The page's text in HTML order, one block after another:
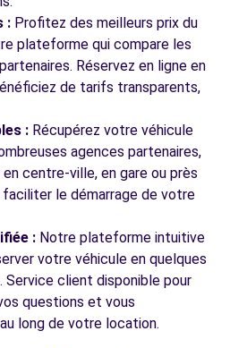
: Profitez des meilleurs prix du
plateforme qui compare les
Réservez en ligne en
de tarifs transparents,
: Récupérez votre véhicule
agences partenaires,
centre-ville, en gare ou près
le démarrage de votre
: Notre plateforme intuitive
votre véhicule en quelques
Service client disponible pour
questions et vous
long de votre location.